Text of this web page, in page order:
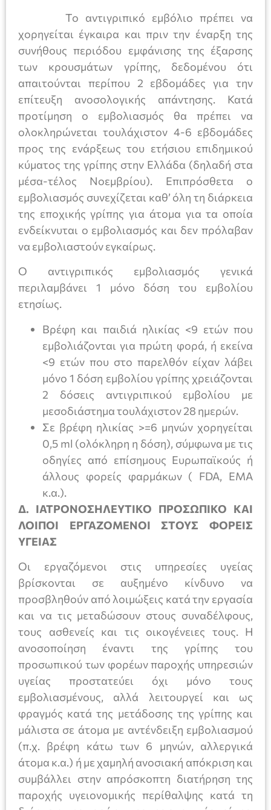
Το αντιγριπικό εμβόλιο πρέπει να
χορηγείται έγκαιρα και πριν την έναρξη της
συνήθους περιόδου εμφάνισης της έξαρσης
των κρουσμάτων γρίπης, δεδομένου ότι
απαιτούνται περίπου 2 εβδομάδες για την
επίτευξη ανοσολογικής απάντησης. Κατά
προτίμηση ο εμβολιασμός θα πρέπει να
ολοκληρώνεται τουλάχιστον 4-6 εβδομάδες
προς της ενάρξεως του ετήσιου επιδημικού
κύματος της γρίπης στην Ελλάδα (δηλαδή στα
μέσα-τέλος Νοεμβρίου). Επιπρόσθετα ο
εμβολιασμός συνεχίζεται καθ’ όλη τη διάρκεια
της εποχικής γρίπης για άτομα για τα οποία
ενδείκνυται ο εμβολιασμός και δεν πρόλαβαν
να εμβολιαστούν εγκαίρως.
Ο αντιγριπικός εμβολιασμός γενικά
περιλαμβάνει 1 μόνο δόση του εμβολίου
ετησίως.
Βρέφη και παιδιά ηλικίας <9 ετών που
εμβολιάζονται για πρώτη φορά, ή εκείνα
<9 ετών που στο παρελθόν είχαν λάβει
μόνο 1 δόση εμβολίου γρίπης χρειάζονται
2 δόσεις αντιγριπικού εμβολίου με
μεσοδιάστημα τουλάχιστον 28 ημερών.
Σε βρέφη ηλικίας >=6 μηνών χορηγείται
0,5 ml (ολόκληρη η δόση), σύμφωνα με τις
οδηγίες από επίσημους Ευρωπαϊκούς ή
άλλους φορείς φαρμάκων ( FDA, ΕΜΑ
κ.α.).
Δ. ΙΑΤΡΟΝΟΣΗΛΕΥΤΙΚΟ ΠΡΟΣΩΠΙΚΟ ΚΑΙ
ΛΟΙΠΟΙ ΕΡΓΑΖΟΜΕΝΟΙ ΣΤΟΥΣ ΦΟΡΕΙΣ
ΥΓΕΙΑΣ
Οι εργαζόμενοι στις υπηρεσίες υγείας
βρίσκονται σε αυξημένο κίνδυνο να
προσβληθούν από λοιμώξεις κατά την εργασία
και να τις μεταδώσουν στους συναδέλφους,
τους ασθενείς και τις οικογένειες τους. Η
ανοσοποίηση έναντι της γρίπης του
προσωπικού των φορέων παροχής υπηρεσιών
υγείας προστατεύει όχι μόνο τους
εμβολιασμένους, αλλά λειτουργεί και ως
φραγμός κατά της μετάδοσης της γρίπης και
μάλιστα σε άτομα με αντένδειξη εμβολιασμού
(π.χ. βρέφη κάτω των 6 μηνών, αλλεργικά
άτομα κ.α.) ή με χαμηλή ανοσιακή απόκριση και
συμβάλλει στην απρόσκοπτη διατήρηση της
παροχής υγειονομικής περίθαλψης κατά τη